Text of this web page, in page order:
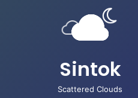
Sintok
Scattered Clouds